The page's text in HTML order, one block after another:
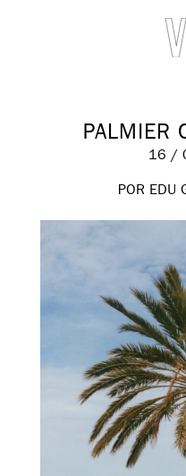
PALMIER
16 /
POR EDU